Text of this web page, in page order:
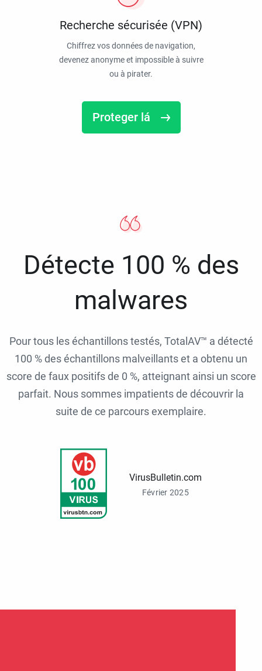
Recherche sécurisée (VPN)
Chiffrez vos données de navigation,
devenez anonyme et impossible à suivre
ou à pirater.
Proteger lá
Détecte 100 % des
malwares
Pour tous les échantillons testés, TotalAV™ a détecté
100 % des échantillons malveillants et a obtenu un
score de faux positifs de 0 %, atteignant ainsi un score
parfait. Nous sommes impatients de découvrir la
suite de ce parcours exemplaire.
VirusBulletin.com
Février 2025